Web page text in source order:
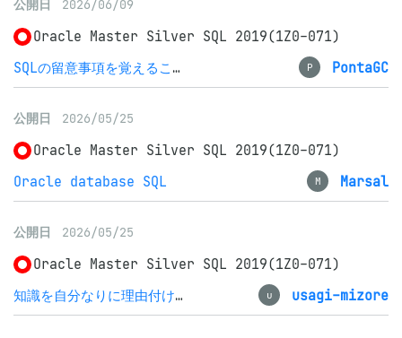
公開日 2026/06/09
Oracle Master Silver SQL 2019(1Z0-071)
SQLの留意事項を覚えることが大変でした
P PontaGC
公開日 2026/05/25
Oracle Master Silver SQL 2019(1Z0-071)
Oracle database SQL
M Marsal
公開日 2026/05/25
Oracle Master Silver SQL 2019(1Z0-071)
知識を自分なりに理由付けして、思い出せるように。
u usagi-mizore